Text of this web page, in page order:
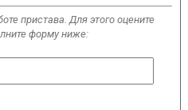
пристава. Для этого оцените
форму ниже: